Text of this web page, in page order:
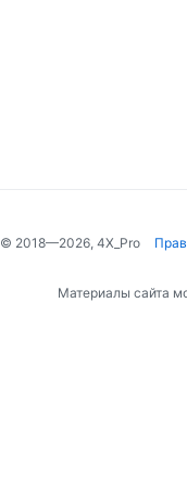
© 2018—2026, 4X_Pro
Материалы сайта